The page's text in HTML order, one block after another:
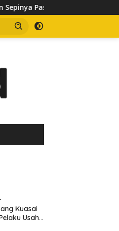
Minta Pemkot Evaluasi
Kuasai
Usaha